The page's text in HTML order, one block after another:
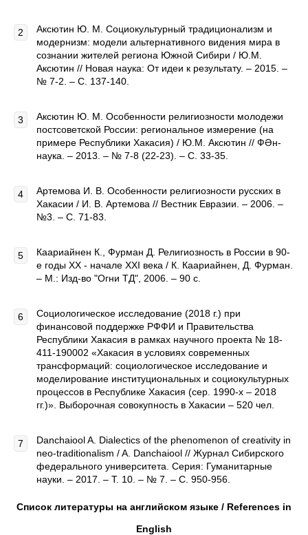
Аксютин Ю. М. Социокультурный традиционализм и
модернизм: модели альтернативного видения мира в
сознании жителей региона Южной Сибири / Ю.М.
Аксютин // Новая наука: От идеи к результату. – 2015. –
№ 7-2. – С. 137-140.
Аксютин Ю. М. Особенности религиозности молодежи
постсоветской России: региональное измерение (на
примере Республики Хакасия) / Ю.М. Аксютин // ФӘн-
наука. – 2013. – № 7-8 (22-23). – С. 33-35.
Артемова И. В. Особенности религиозности русских в
Хакасии / И. В. Артемова // Вестник Евразии. – 2006. –
№3. – С. 71-83.
Каариайнен К., Фурман Д. Религиозность в России в 90-
е годы ХХ - начале XXI века / К. Каариайнен, Д. Фурман.
– М.: Изд-во "Огни ТД", 2006. – 90 с.
Социологическое исследование (2018 г.) при
финансовой поддержке РФФИ и Правительства
Республики Хакасия в рамках научного проекта № 18-
411-190002 «Хакасия в условиях современных
трансформаций: социологическое исследование и
моделирование институциональных и социокультурных
процессов в Республике Хакасия (сер. 1990-х – 2018
гг.)». Выборочная совокупность в Хакасии – 520 чел.
Danchaiool A. Dialectics of the phenomenon of creativity in
neo-traditionalism / A. Danchaiool // Журнал Сибирского
федерального университета. Серия: Гуманитарные
науки. – 2017. – Т. 10. – № 7. – С. 950-956.
Список литературы на английском языке / References in
English